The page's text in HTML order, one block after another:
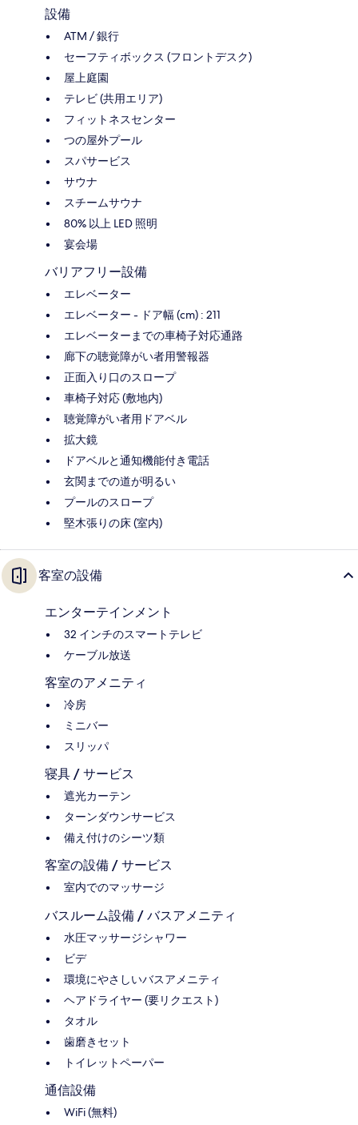
設備
ATM / 銀行
セーフティボックス (フロントデスク)
屋上庭園
テレビ (共用エリア)
フィットネスセンター
つの屋外プール
スパサービス
サウナ
スチームサウナ
80% 以上 LED 照明
宴会場
バリアフリー設備
エレベーター
エレベーター - ドア幅 (cm) : 211
エレベーターまでの車椅子対応通路
廊下の聴覚障がい者用警報器
正面入り口のスロープ
車椅子対応 (敷地内)
聴覚障がい者用ドアベル
拡大鏡
ドアベルと通知機能付き電話
玄関までの道が明るい
プールのスロープ
堅木張りの床 (室内)
客室の設備
エンターテインメント
32 インチのスマートテレビ
ケーブル放送
客室のアメニティ
冷房
ミニバー
スリッパ
寝具 / サービス
遮光カーテン
ターンダウンサービス
備え付けのシーツ類
客室の設備 / サービス
室内でのマッサージ
バスルーム設備 / バスアメニティ
水圧マッサージシャワー
ビデ
環境にやさしいバスアメニティ
ヘアドライヤー (要リクエスト)
タオル
歯磨きセット
トイレットペーパー
通信設備
WiFi (無料)